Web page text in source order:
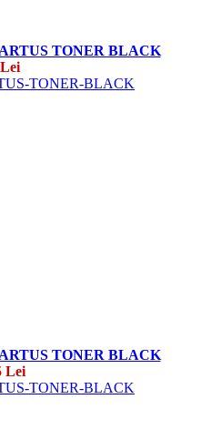
TONER BLACK
TONER BLACK
Lei